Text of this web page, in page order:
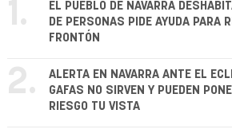
1.
EL PUEBLO DE NAVARRA
DE PERSONAS PIDE AYUDA PARA
FRONTÓN
2.
ALERTA EN NAVARRA ANTE EL
GAFAS NO SIRVEN Y PUEDEN
RIESGO TU VISTA